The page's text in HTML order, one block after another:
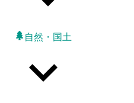
自然・国土